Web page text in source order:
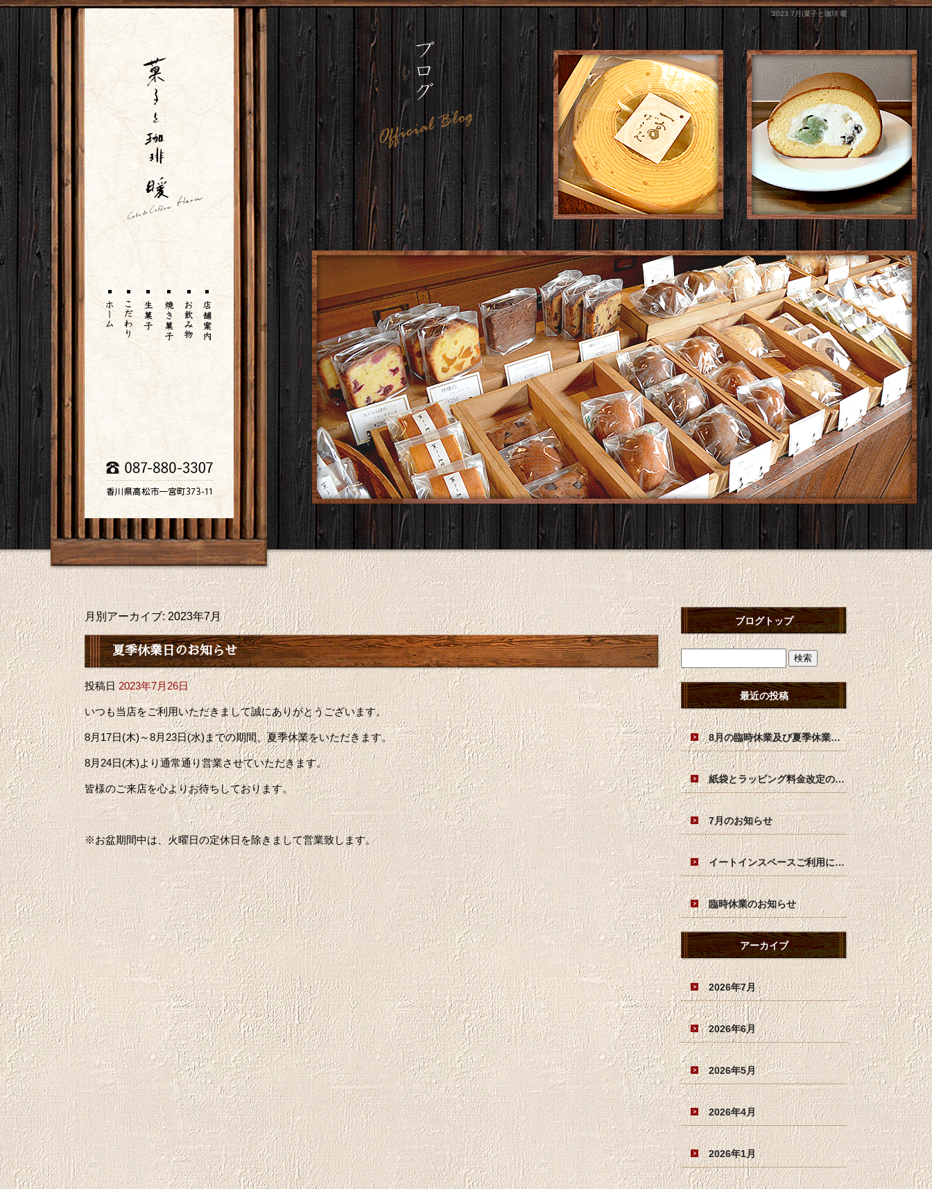
2023 7月|菓子と珈琲 暖
月別アーカイブ:2023年7月
夏季休業日のお知らせ
投稿日 2023年7月26日
いつも当店をご利用いただきまして誠にありがとうございます。
8月17日(木)～8月23日(水)までの期間、夏季休業をいただきます。
8月24日(木)より通常通り営業させていただきます。
皆様のご来店を心よりお待ちしております。
※お盆期間中は、火曜日の定休日を除きまして営業致します。
ブログトップ
最近の投稿
8月の臨時休業及び夏季休業日のお知らせ
紙袋とラッピング料金改定のお知らせ
7月のお知らせ
イートインスペースご利用につきましてのお願い
臨時休業のお知らせ
アーカイブ
2026年7月
2026年6月
2026年5月
2026年4月
2026年1月